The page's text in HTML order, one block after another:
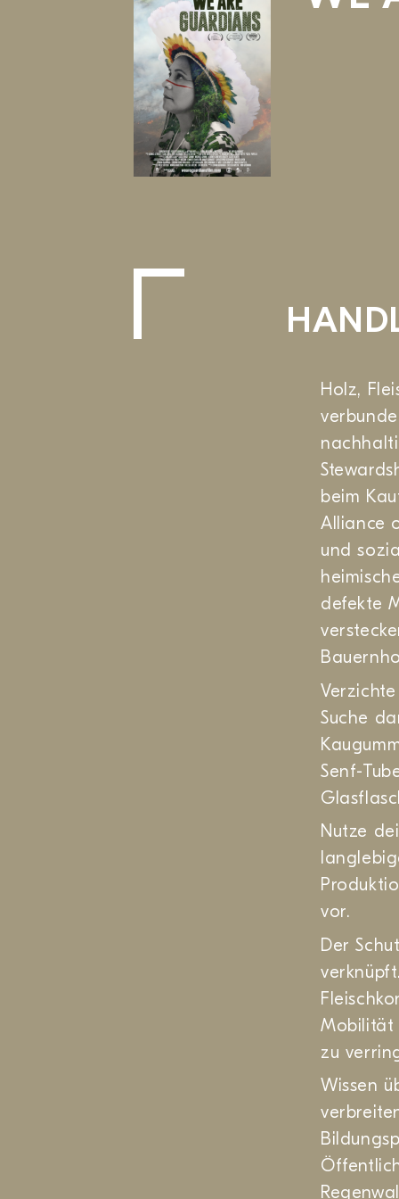
Holz,
beim
Alliance
und
defekte
Suche
Senf-
Nutze
vor.
Der
Mobilität
zu
Wissen